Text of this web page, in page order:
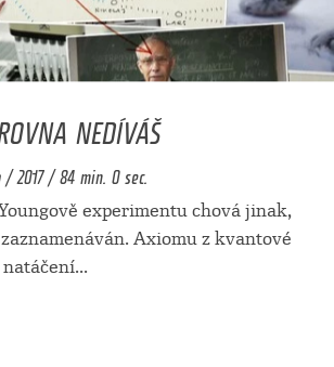
NEDÍVÁŠ
2017 / 84 min. 0 sec.
experimentu chová jinak,
Axiomu z kvantové
...